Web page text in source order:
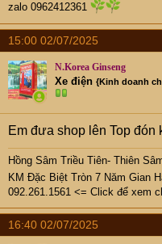
zalo 0962412361
15:00 02/07/2025
N.Korea Ginseng
Xe điện {Kinh doanh
Em đưa shop lên Top đón
Hồng Sâm Triều Tiên- Thiên
KM Đặc Biệt Tròn 7 Năm Gian
092.261.1561 <= Click để xem
16:40 02/07/2025